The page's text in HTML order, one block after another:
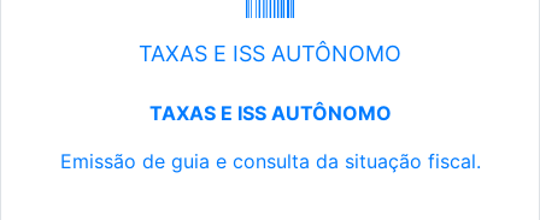
TAXAS E ISS AUTÔNOMO
TAXAS E ISS AUTÔNOMO
Emissão de guia e consulta da situação fiscal.